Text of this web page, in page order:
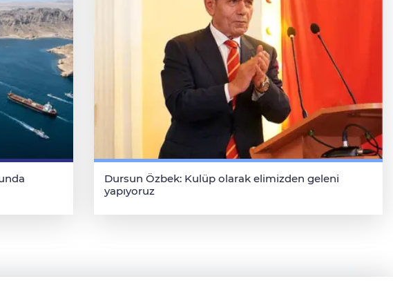
Dursun Özbek: Kulüp olarak elimizden geleni
yapıyoruz